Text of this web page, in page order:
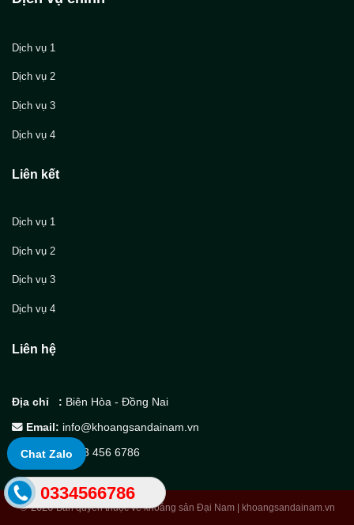
Dịch vụ 1
Dịch vụ 2
Dịch vụ 3
Dịch vụ 4
Liên kết
Dịch vụ 1
Dịch vụ 2
Dịch vụ 3
Dịch vụ 4
Liên hệ
Địa chỉ : Biên Hòa - Đồng Nai
Email: info@khoangsandainam.vn
Hotline:033 456 6786
© 2026Bản quyền thuộc về khoáng sản Đại Nam | khoangsandainam.vn
Chat Zalo
0334566786